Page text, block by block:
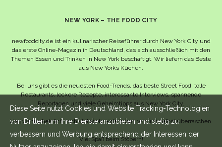
NEW YORK – THE FOOD CITY
newfoodcity.de ist ein kulinarischer Reiseführer durch New York City und
das erste Online-Magazin in Deutschland, das sich ausschließlich mit den
Themen Essen und Trinken in New York beschäftigt. Wir liefern das Beste
aus New Yorks Küchen.
Bei uns gibt es die neuesten Food-Trends, das beste Street Food, tolle
Restaurants, leckere Rezepte, interessante Interviews, spannende
Reportagen und viele Geheimtipps aus New York City.
Und wahrscheinlich noch viel mehr – da lassen wir uns selbst überraschen.
Viel Spaß beim Stöbern!
Diese Seite nutzt Cookies und Website Tracking-Technologien
von Dritten, um ihre Dienste anzubieten und stetig zu
verbessern und Werbung entsprechend der Interessen der